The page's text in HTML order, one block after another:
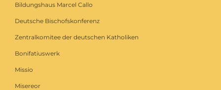
Bildungshaus Marcel Callo
Deutsche Bischofskonferenz
Zentralkomitee der deutschen Katholiken
Bonifatiuswerk
Missio
Misereor